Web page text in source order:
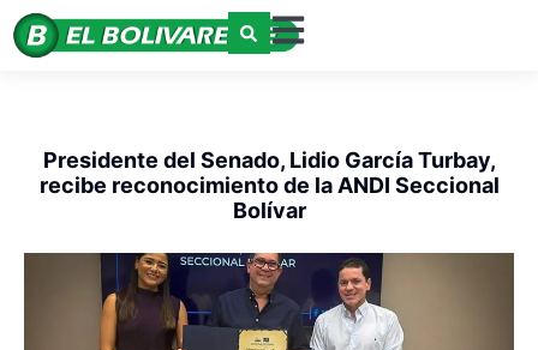
Presidente del Senado, Lidio García Turbay,
recibe reconocimiento de la ANDI Seccional
Bolívar